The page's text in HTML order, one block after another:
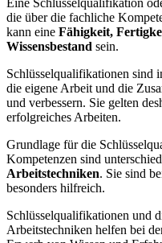
die über die fachliche
kann eine Fähigkeit,
Wissensbestand sein.
Schlüsselqualifikationen sind
die eigene Arbeit und die
und verbessern. Sie gelten
erfolgreiches Arbeiten.
Grundlage für die
Kompetenzen sind
Arbeitstechniken. Sie sind
besonders hilfreich.
Schlüsselqualifikationen und
Arbeitstechniken helfen bei